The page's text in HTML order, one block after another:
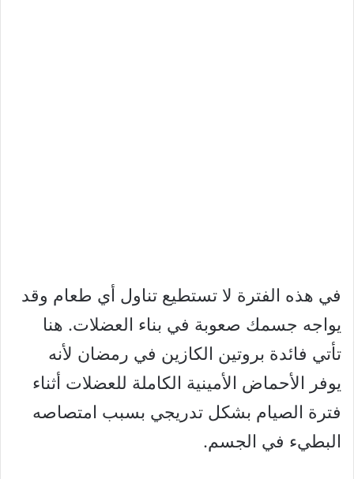
في هذه الفترة لا تستطيع تناول أي طعام وقد
يواجه جسمك صعوبة في بناء العضلات. هنا
تأتي فائدة بروتين الكازين في رمضان لأنه
يوفر الأحماض الأمينية الكاملة للعضلات أثناء
فترة الصيام بشكل تدريجي بسبب امتصاصه
البطيء في الجسم.